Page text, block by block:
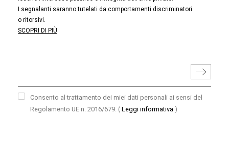
I segnalanti saranno tutelati da comportamenti discriminatori
o ritorsivi.
SCOPRI DI PIÙ
Consento al trattamento dei miei dati personali ai sensi del
Regolamento UE n. 2016/679. ( Leggi informativa )